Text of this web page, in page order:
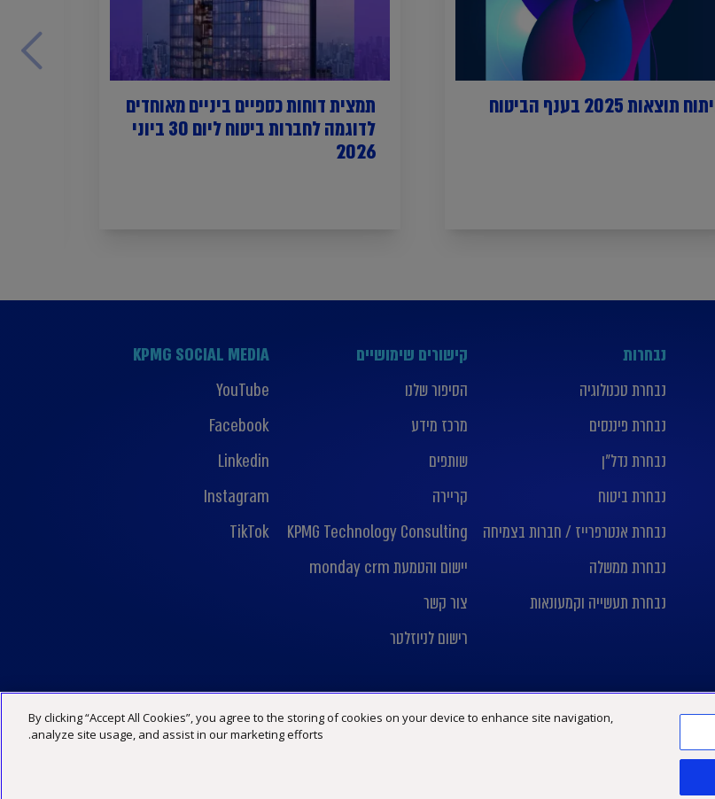
תוצאות 2025 בענף הביטוח
תמצית דוחות כספיים ביניים מאוחדים
לדוגמה לחברות ביטוח ליום 30 ביוני
2026
נבחרות
נבחרת טכנולוגיה
נבחרת פיננסים
נבחרת נדל”ן
נבחרת ביטוח
נבחרת אנטרפרייז / חברות בצמיחה
נבחרת ממשלה
נבחרת תעשייה וקמעונאות
קישורים שימושיים
הסיפור שלנו
מרכז מידע
שותפים
קריירה
KPMG Technology Consulting
יישום והטמעת monday crm
צור קשר
רישום לניוזלטר
KPMG SOCIAL MEDIA
YouTube
Facebook
Linkedin
Instagram
TikTok
מדיניות פרטיות הצהרת נגישות תנאי האתר
By clicking “Accept All Cookies”, you agree to the storing of cookies on your device to enhance site navigation,
analyze site usage, and assist in our marketing efforts.